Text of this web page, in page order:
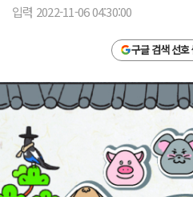
입력 2022-11-06 04:30:00
구글 검색 선호